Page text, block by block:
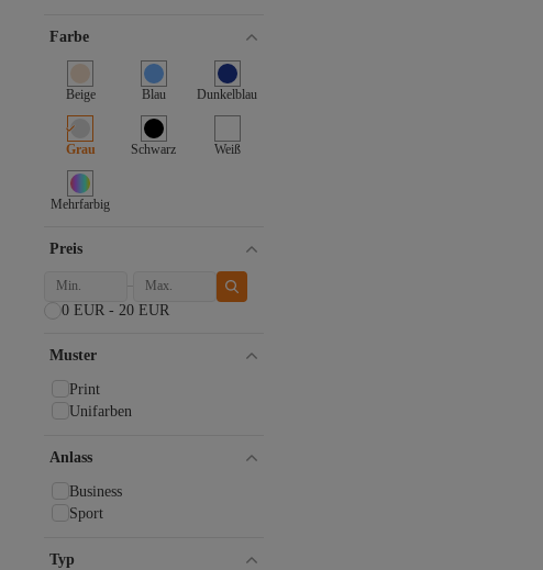
Replay
The North Face
Farbe
Beige Blau Dunkelblau
Grau Schwarz Weiß
Mehrfarbig
Preis
0 EUR - 20 EUR
Muster
Print
Unifarben
Anlass
Business
Sport
Typ